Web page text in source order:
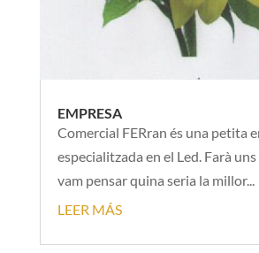
EMPRESA
Comercial FERran és una petita
especialitzada en el Led. Farà
vam pensar quina seria la millor...
LEER MÁS